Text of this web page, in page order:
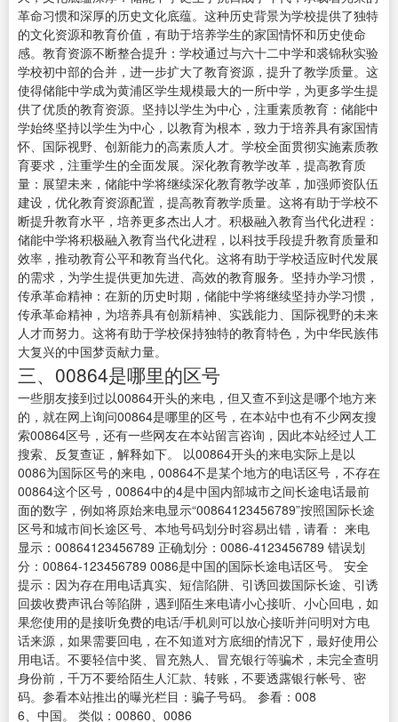
革命习惯和深厚的历史文化底蕴。这种历史背景为学校提供了独特
的文化资源和教育价值，有助于培养学生的家国情怀和历史使命
感。教育资源不断整合提升：学校通过与六十二中学和裘锦秋实验
学校初中部的合并，进一步扩大了教育资源，提升了教学质量。这
使得储能中学成为黄浦区学生规模最大的一所中学，为更多学生提
供了优质的教育资源。坚持以学生为中心，注重素质教育：储能中
学始终坚持以学生为中心，以教育为根本，致力于培养具有家国情
怀、国际视野、创新能力的高素质人才。学校全面贯彻实施素质教
育要求，注重学生的全面发展。深化教育教学改革，提高教育质
量：展望未来，储能中学将继续深化教育教学改革，加强师资队伍
建设，优化教育资源配置，提高教育教学质量。这将有助于学校不
断提升教育水平，培养更多杰出人才。积极融入教育当代化进程：
储能中学将积极融入教育当代化进程，以科技手段提升教育质量和
效率，推动教育公平和教育当代化。这将有助于学校适应时代发展
的需求，为学生提供更加先进、高效的教育服务。坚持办学习惯，
传承革命精神：在新的历史时期，储能中学将继续坚持办学习惯，
传承革命精神，为培养具有创新精神、实践能力、国际视野的未来
人才而努力。这将有助于学校保持独特的教育特色，为中华民族伟
大复兴的中国梦贡献力量。
三、00864是哪里的区号
一些朋友接到过以00864开头的来电，但又查不到这是哪个地方来
的，就在网上询问00864是哪里的区号，在本站中也有不少网友搜
索00864区号，还有一些网友在本站留言咨询，因此本站经过人工
搜索、反复查证，解释如下。 以00864开头的来电实际上是以
0086为国际区号的来电，00864不是某个地方的电话区号，不存在
00864这个区号，00864中的4是中国内部城市之间长途电话最前
面的数字，例如将原始来电显示“00864123456789”按照国际长途
区号和城市间长途区号、本地号码划分时容易出错，请看： 来电
显示：00864123456789 正确划分：0086-4123456789 错误划
分：00864-123456789 0086是中国的国际长途电话区号。 安全
提示：因为存在用电话真实、短信陷阱、引诱回拨国际长途、引诱
回拨收费声讯台等陷阱，遇到陌生来电请小心接听、小心回电，如
果您使用的是接听免费的电话/手机则可以放心接听并问明对方电
话来源，如果需要回电，在不知道对方底细的情况下，最好使用公
用电话。不要轻信中奖、冒充熟人、冒充银行等骗术，未完全查明
身份前，千万不要给陌生人汇款、转账，不要透露银行帐号、密
码。参看本站推出的曝光栏目：骗子号码。 参看：008
6、中国。 类似：00860、0086